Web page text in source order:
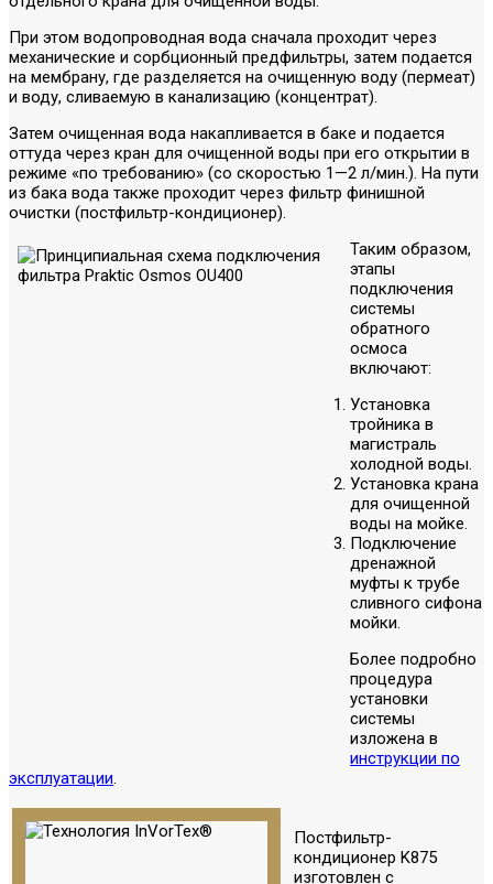
При этом водопроводная вода сначала проходит через
механические и сорбционный предфильтры, затем подается
на мембрану, где разделяется на очищенную воду (пермеат)
и воду, сливаемую в канализацию (концентрат).
Затем очищенная вода накапливается в баке и подается
оттуда через кран для очищенной воды при его открытии в
режиме «по требованию» (со скоростью 1—2 л/мин.). На пути
из бака вода также проходит через фильтр финишной
очистки (постфильтр-кондиционер).
Таким образом,
этапы
подключения
системы
обратного
осмоса
включают:
Установка
тройника в
магистраль
холодной воды.
Установка крана
для очищенной
воды на мойке.
Подключение
дренажной
муфты к трубе
сливного сифона
мойки.
Более подробно
процедура
установки
системы
изложена в
инструкции по
эксплуатации.
Постфильтр-
кондиционер K875
изготовлен с